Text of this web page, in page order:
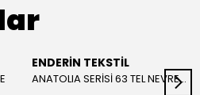
ENDERİN TEKSTİL
ANATOLIA SERİSİ 63 TEL NEVRESİM ( YORGAN KILIFI )